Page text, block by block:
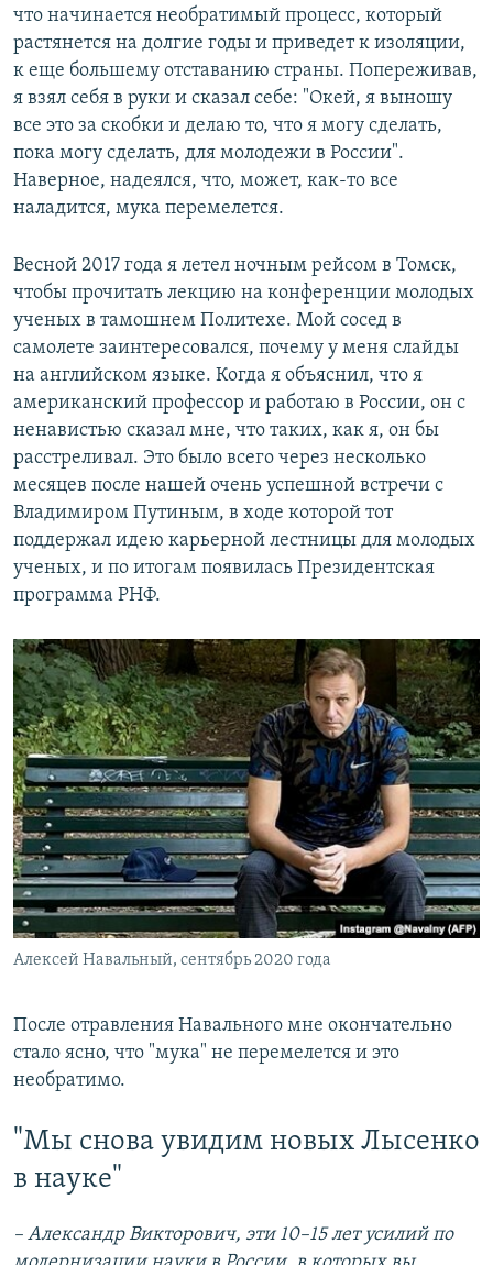
что начинается необратимый процесс, который
растянется на долгие годы и приведет к изоляции,
к еще большему отставанию страны. Попереживав,
я взял себя в руки и сказал себе: "Окей, я выношу
все это за скобки и делаю то, что я могу сделать,
пока могу сделать, для молодежи в России".
Наверное, надеялся, что, может, как-то все
наладится, мука перемелется.
Весной 2017 года я летел ночным рейсом в Томск,
чтобы прочитать лекцию на конференции молодых
ученых в тамошнем Политехе. Мой сосед в
самолете заинтересовался, почему у меня слайды
на английском языке. Когда я объяснил, что я
американский профессор и работаю в России, он с
ненавистью сказал мне, что таких, как я, он бы
расстреливал. Это было всего через несколько
месяцев после нашей очень успешной встречи с
Владимиром Путиным, в ходе которой тот
поддержал идею карьерной лестницы для молодых
ученых, и по итогам появилась Президентская
программа РНФ.
Алексей Навальный, сентябрь 2020 года
После отравления Навального мне окончательно
стало ясно, что "мука" не перемелется и это
необратимо.
"Мы снова увидим новых Лысенко
в науке"
– Александр Викторович, эти 10–15 лет усилий по